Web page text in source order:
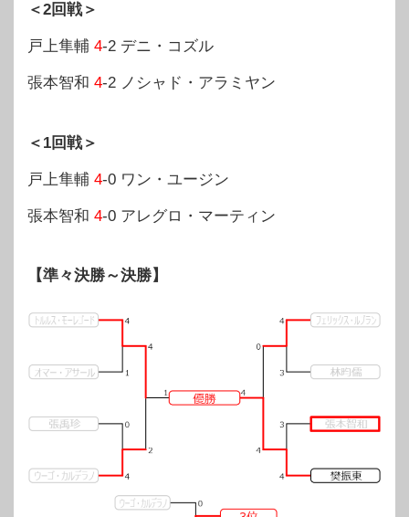
＜2回戦＞
戸上隼輔 4-2 デニ・コズル
張本智和 4-2 ノシャド・アラミヤン
＜1回戦＞
戸上隼輔 4-0 ワン・ユージン
張本智和 4-0 アレグロ・マーティン
【準々決勝～決勝】